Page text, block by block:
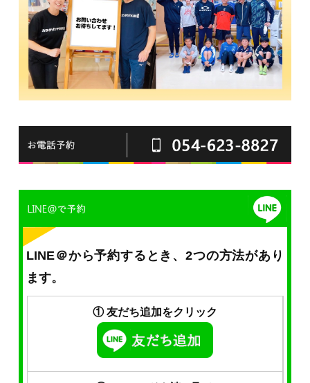
LINE＠から予約するとき、2つの方法があり
ます。
① 友だち追加をクリック